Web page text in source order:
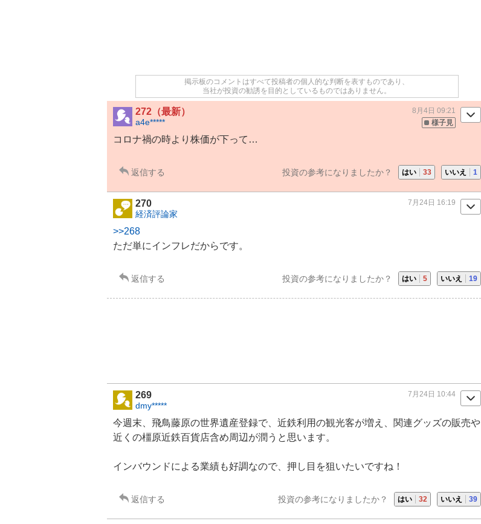
掲示板のコメントはすべて投稿者の個人的な判断を表すものであり、
当社が投資の勧誘を目的としているものではありません。
272（最新）
a4e***** 様子見
8月4日 09:21
コロナ禍の時より株価が下って…
返信する 投資の参考になりましたか？ はい 33 いいえ 1
270
経済評論家
7月24日 16:19
>>268
ただ単にインフレだからです。
返信する 投資の参考になりましたか？ はい 5 いいえ 19
269
dmy*****
7月24日 10:44
今週末、飛鳥藤原の世界遺産登録で、近鉄利用の観光客が増え、関連グッズの販売や
近くの橿原近鉄百貨店含め周辺が潤うと思います。
インバウンドによる業績も好調なので、押し目を狙いたいですね！
返信する 投資の参考になりましたか？ はい 32 いいえ 39